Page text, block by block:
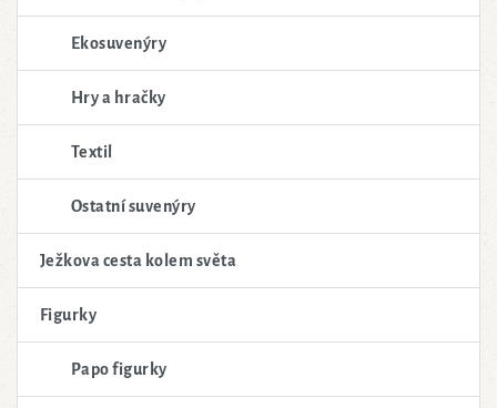
Ekosuvenýry
Hry a hračky
Textil
Ostatní suvenýry
Ježkova cesta kolem světa
Figurky
Papo figurky